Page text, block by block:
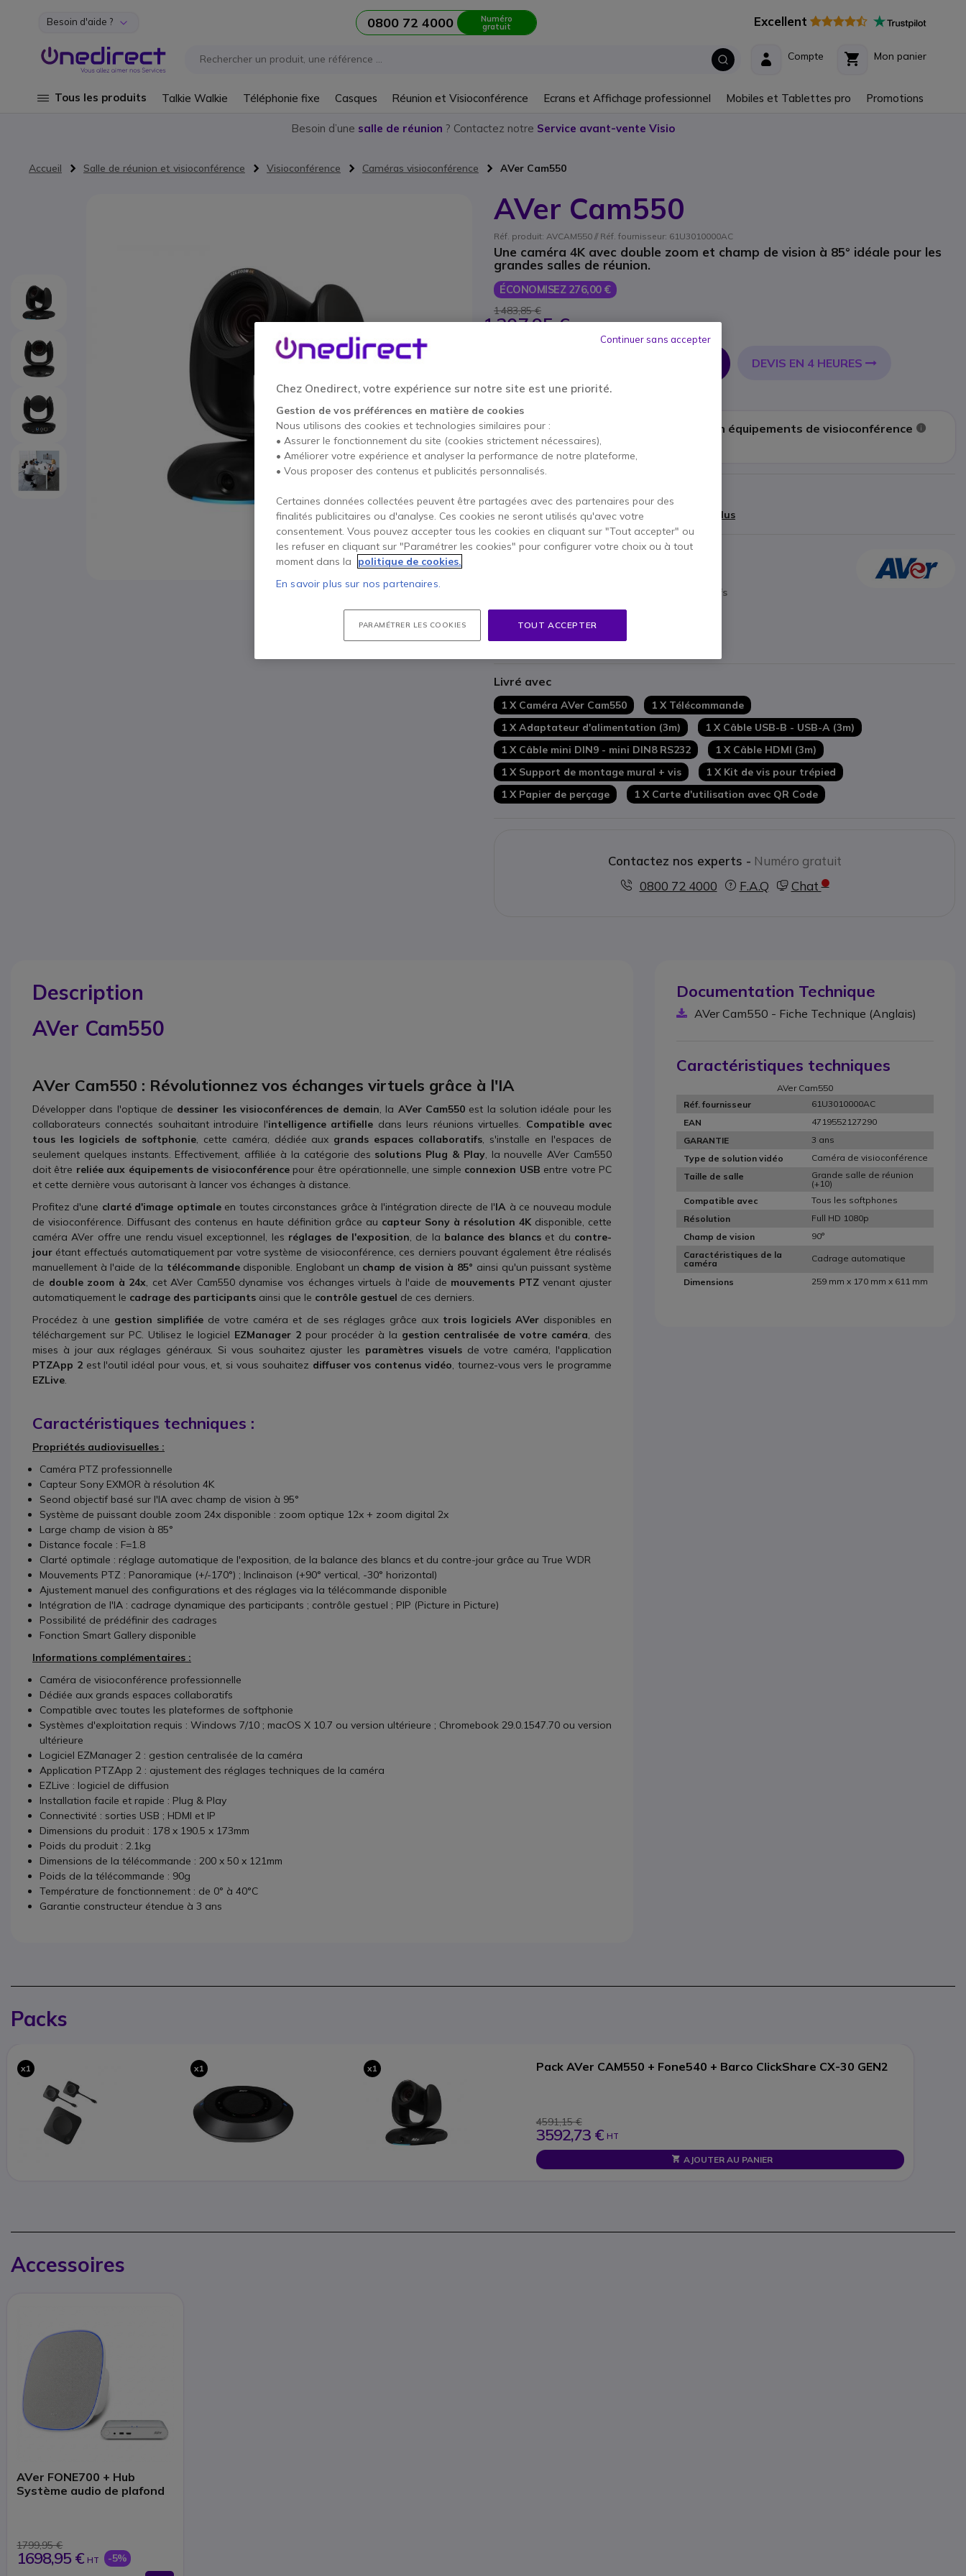
Aller au contenu
Besoin d'aide ? 0800 72 4000 Numéro
gratuit Excellent
Mon panier
Compte
Tous les produits Talkie Walkie Téléphonie fixe Casques Réunion et Visioconférence Ecrans et Affichage professionnel Mobiles et Tablettes pro Promotions
Besoin d’une salle de réunion ? Contactez notre Service avant-vente Visio
Accueil Salle de réunion et visioconférence Visioconférence Caméras visioconférence AVer Cam550
AVer Cam550
Réf. produit: AVCAM550 // Réf. fournisseur: 61U3010000AC
Une caméra 4K avec double zoom et champ de vision à 85° idéale pour les
grandes salles de réunion.
ÉCONOMISEZ 276,00 €
1 483,85 €
1 207,95 €
DEVIS EN 4 HEURES
Épuisé
Onedirect Care: Aide à l’installation équipements de visioconférence
49,95 € * Prix unitaire
Payez en 4 sans frais (362,39 € Afficher plus
Points Forts
grands espaces collaboratifs
CapteurSonyàrésolution 4K
Système dedouble zoom
Alimentation secteur ou PoE+
Télécommande de gestion intégrée
Compatible avec toutes les plateformes de softphonie
Afficher plus
Livré avec
1 X Caméra AVer Cam550
1 X Télécommande
1 X Adaptateur d'alimentation (3m)
1 X Câble USB-B - USB-A (3m)
1 X Câble mini DIN9 - mini DIN8 RS232
1 X Câble HDMI (3m)
1 X Support de montage mural + vis
1 X Kit de vis pour trépied
1 X Papier de perçage
1 X Carte d'utilisation avec QR Code
Contactez nos experts - Numéro gratuit
0800 72 4000
F.A.Q Chat
Description
AVer Cam550
AVer Cam550 : Révolutionnez vos échanges virtuels grâce à l'IA
Développer dans l'optique de dessiner les visioconférences de demain, la AVer Cam550est la solution idéale pour les
collaborateurs connectés souhaitant introduire l'intelligence artifielle dans leurs réunions virtuelles. Compatible avec
tous les logiciels de softphonie, cette caméra, dédiée aux grands espaces collaboratifs, s'installe en l'espaces de
seulement quelques instants. Effectivement, affiliée à la catégorie des solutions Plug & Play, la nouvelle AVer Cam550
doit être reliée aux équipements de visioconférencepour être opérationnelle, une simple connexion USB entre votre PC
et cette dernière vous autorisant à lancer vos échanges à distance.
Profitez d'une clarté d'image optimaleen toutes circonstances grâce à l'intégration directe de l'IA à ce nouveau module
de visioconférence. Diffusant des contenus en haute définition grâce au capteur Sony à résolution 4K disponible, cette
caméra AVer offre une rendu visuel exceptionnel, les réglages de l'exposition, de la balance des blancset du contre-
jour étant effectués automatiquement par votre système de visioconférence, ces derniers pouvant également être réalisés
manuellement à l'aide de la télécommandedisponible. Englobant un champ de vision à 85° ainsi qu'un puissant système
de double zoom à 24x, cet AVer Cam550 dynamise vos échanges virtuels à l'aide de mouvements PTZvenant ajuster
automatiquement le cadrage des participants ainsi que le contrôle gestuel de ces derniers.
Procédez à une gestion simplifiée de votre caméra et de ses réglages grâce aux trois logiciels AVerdisponibles en
téléchargement sur PC. Utilisez le logiciel EZManager 2 pour procéder à la gestion centralisée de votre caméra, des
mises à jour aux réglages généraux. Si vous souhaitez ajuster les paramètres visuelsde votre caméra, l'application
PTZApp 2est l'outil idéal pour vous, et, si vous souhaitez diffuser vos contenus vidéo, tournez-vous vers le programme
EZLive.
Caractéristiques techniques :
Propriétés audiovisuelles :
Caméra PTZ professionnelle
Capteur Sony EXMOR à résolution 4K
Seond objectif basé sur l'IA avec champ de vision à 95°
Système de puissant double zoom 24x disponible : zoom optique 12x + zoom digital 2x
Large champ de vision à 85°
Distance focale : F=1.8
Clarté optimale : réglage automatique de l'exposition, de la balance des blancs et du contre-jour grâce au True WDR
Mouvements PTZ : Panoramique (+/-170°) ; Inclinaison (+90° vertical, -30° horizontal)
Ajustement manuel des configurations et des réglages via la télécommande disponible
Intégration de l'IA : cadrage dynamique des participants ; contrôle gestuel ; PIP (Picture in Picture)
Possibilité de prédéfinir des cadrages
Fonction Smart Gallery disponible
Informations complémentaires :
Caméra de visioconférence professionnelle
Dédiée aux grands espaces collaboratifs
Compatible avec toutes les plateformes de softphonie
Systèmes d'exploitation requis : Windows 7/10 ; macOS X 10.7 ou version ultérieure ; Chromebook 29.0.1547.70 ou version
ultérieure
Logiciel EZManager 2 : gestion centralisée de la caméra
Application PTZApp 2 : ajustement des réglages techniques de la caméra
EZLive : logiciel de diffusion
Installation facile et rapide : Plug & Play
Connectivité : sorties USB ; HDMI et IP
Dimensions du produit : 178 x 190.5 x 173mm
Poids du produit : 2.1kg
Dimensions de la télécommande : 200 x 50 x 121mm
Poids de la télécommande : 90g
Température de fonctionnement : de 0° à 40°C
Garantie constructeur étendue à 3 ans
Documentation Technique
AVer Cam550 - Fiche Technique (Anglais)
Caractéristiques techniques
AVer Cam550
Réf. fournisseur
61U3010000AC
EAN
4719552127290
GARANTIE
3 ans
Type de solution vidéo
Caméra de visioconférence
Taille de salle
Grande salle de réunion
(+10)
Compatible avec
Tous les softphones
Résolution
Full HD 1080p
Champ de vision
90°
Caractéristiques de la
caméra
Cadrage automatique
Dimensions 259 mm x 170 mm x 611 mm
Packs
x1 x1 x1 Pack AVer CAM550 + Fone540 + Barco ClickShare CX-30 GEN2
4591,15 €
3592,73 € HT
AJOUTER AU PANIER
Accessoires
AVer FONE700 + Hub
Système audio de plafond
1799,95 €
1698,95 € HT -5%
Chez Onedirect, votre expérience sur notre site est une priorité.
Gestion de vos préférences en matière de cookies
Nous utilisons des cookies et technologies similaires pour :
• Assurer le fonctionnement du site (cookies strictement nécessaires),
• Améliorer votre expérience et analyser la performance de notre plateforme,
• Vous proposer des contenus et publicités personnalisés.
Certaines données collectées peuvent être partagées avec des partenaires pour des
finalités publicitaires ou d'analyse. Ces cookies ne seront utilisés qu'avec votre
consentement. Vous pouvez accepter tous les cookies en cliquant sur "Tout accepter" ou
les refuser en cliquant sur "Paramétrer les cookies" pour configurer votre choix ou à tout
moment dans la
politique de cookies.
En savoir plus sur nos partenaires.
PARAMÉTRER LES COOKIES TOUT ACCEPTER
Continuer sans accepter